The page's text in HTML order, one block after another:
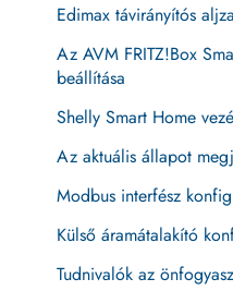
Edimax távirányítós
Az AVM FRITZ!Box
beállítása
Shelly Smart Home
Az aktuális állapot
Modbus interfész
Külső áramátalakító
Tudnivalók az